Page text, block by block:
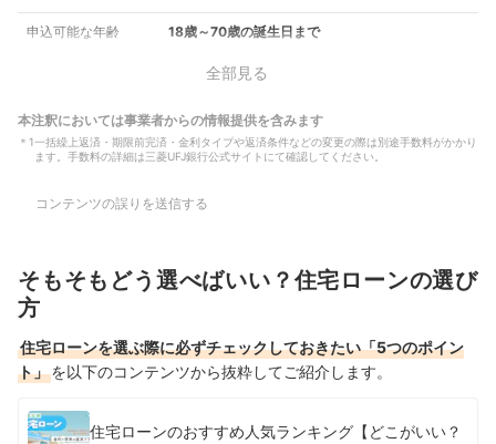
申込可能な年齢 18歳～70歳の誕生日まで
全部見る
本注釈においては事業者からの情報提供を含みます
＊ 1一括繰上返済・期限前完済・金利タイプや返済条件などの変更の際は別途手数料がかかり
ます。手数料の詳細は三菱UFJ銀行公式サイトにて確認してください。
コンテンツの誤りを送信する
そもそもどう選べばいい？住宅ローンの選び
方
住宅ローンを選ぶ際に必ずチェックしておきたい「5つのポイン
ト」を以下のコンテンツから抜粋してご紹介します。
住宅ローンのおすすめ人気ランキング【どこがいい？